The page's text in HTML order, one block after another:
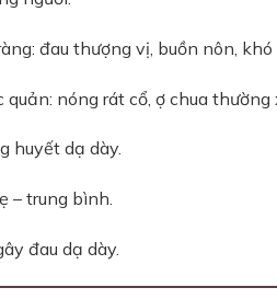
đau thượng vị, buồn nôn, khó
nóng rát cổ, ợ chua thường
huyết dạ dày.
– trung bình.
đau dạ dày.